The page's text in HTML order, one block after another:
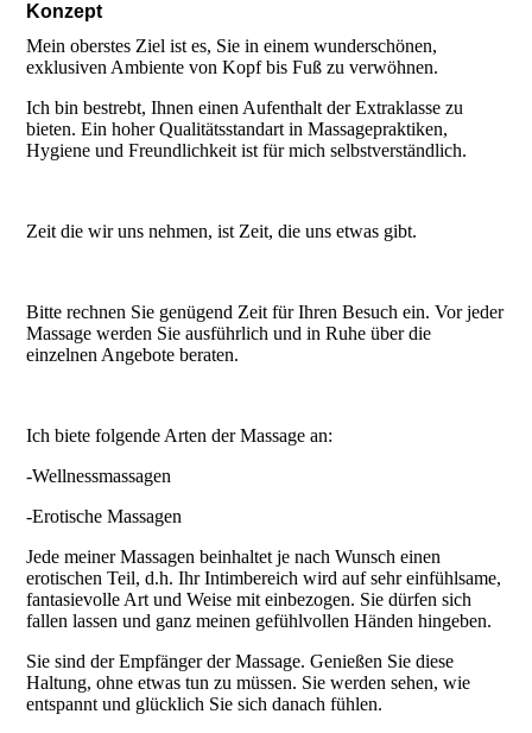
Konzept
Mein oberstes Ziel ist es, Sie in einem wunderschönen,
exklusiven Ambiente von Kopf bis Fuß zu verwöhnen.
Ich bin bestrebt, Ihnen einen Aufenthalt der Extraklasse zu
bieten. Ein hoher Qualitätsstandart in Massagepraktiken,
Hygiene und Freundlichkeit ist für mich selbstverständlich.
Zeit die wir uns nehmen, ist Zeit, die uns etwas gibt.
Bitte rechnen Sie genügend Zeit für Ihren Besuch ein. Vor jeder
Massage werden Sie ausführlich und in Ruhe über die
einzelnen Angebote beraten.
Ich biete folgende Arten der Massage an:
-Wellnessmassagen
-Erotische Massagen
Jede meiner Massagen beinhaltet je nach Wunsch einen
erotischen Teil, d.h. Ihr Intimbereich wird auf sehr einfühlsame,
fantasievolle Art und Weise mit einbezogen. Sie dürfen sich
fallen lassen und ganz meinen gefühlvollen Händen hingeben.
Sie sind der Empfänger der Massage. Genießen Sie diese
Haltung, ohne etwas tun zu müssen. Sie werden sehen, wie
entspannt und glücklich Sie sich danach fühlen.